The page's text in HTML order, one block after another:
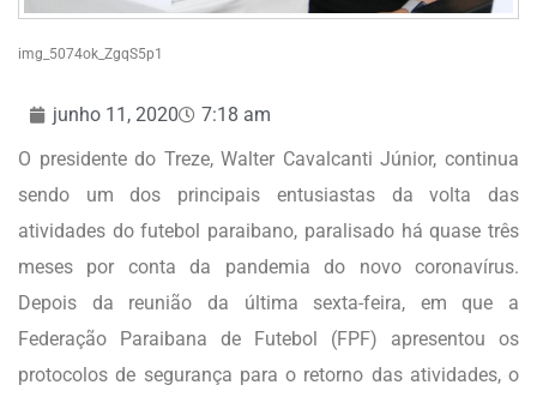
img_5074ok_ZgqS5p1
junho 11, 2020
7:18 am
O presidente do Treze, Walter Cavalcanti Júnior, continua
sendo um dos principais entusiastas da volta das
atividades do futebol paraibano, paralisado há quase três
meses por conta da pandemia do novo coronavírus.
Depois da reunião da última sexta-feira, em que a
Federação Paraibana de Futebol (FPF) apresentou os
protocolos de segurança para o retorno das atividades, o